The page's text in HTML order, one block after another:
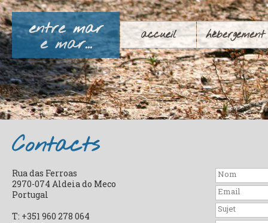
entre mar
e mar... accueil hébergement
Contacts
Rua das Ferroas
2970-074 Aldeia do Meco
Portugal
T: +351 960 278 064